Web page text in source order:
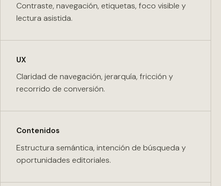
Contraste, navegación, etiquetas, foco visible y
lectura asistida.
UX
Claridad de navegación, jerarquía, fricción y
recorrido de conversión.
Contenidos
Estructura semántica, intención de búsqueda y
oportunidades editoriales.